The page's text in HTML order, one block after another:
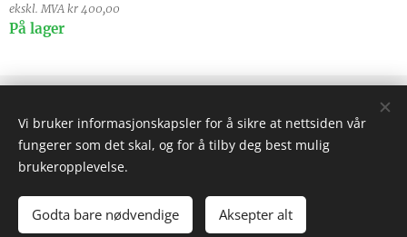
ekskl. MVA kr 400,00
På lager
LEGG TIL I HANDLEKURVEN
Vilkår og betingelser|Personvern
Informasjonskapsler
Vi bruker informasjonskapsler for å sikre at nettsiden vår
fungerer som det skal, og for å tilby deg best mulig
brukeropplevelse.
Godta bare nødvendige Aksepter alt